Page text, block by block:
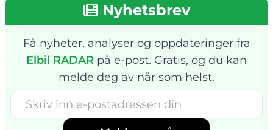
Nyhetsbrev
Få nyheter, analyser og oppdateringer fra
Elbil RADAR på e-post. Gratis, og du kan
melde deg av når som helst.